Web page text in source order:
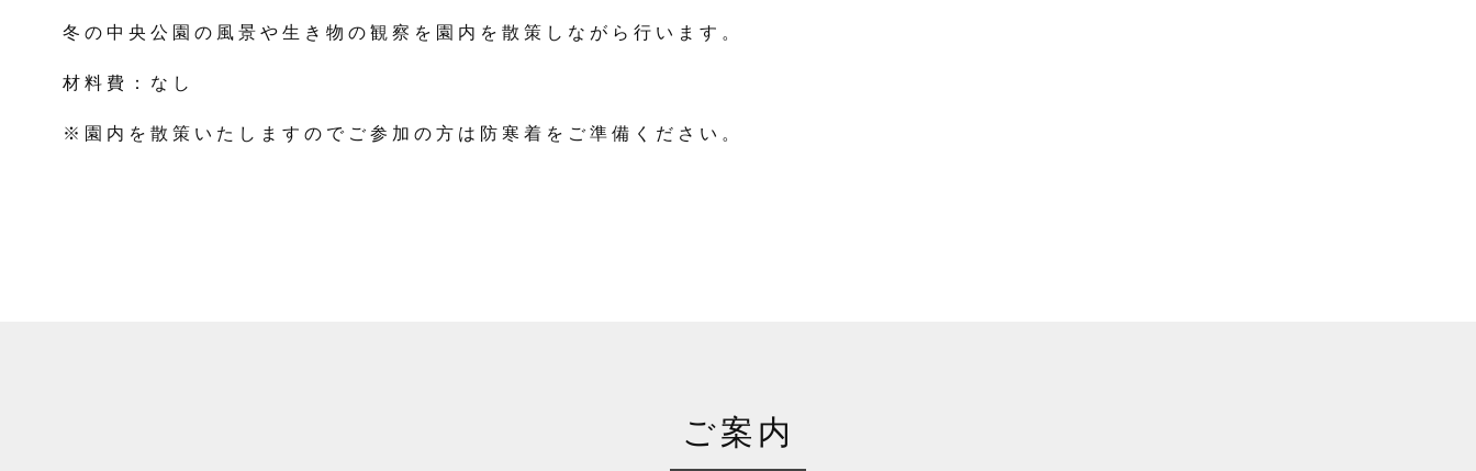
冬の中央公園の風景や生き物の観察を園内を散策しながら行います。
材料費：なし
※園内を散策いたしますのでご参加の方は防寒着をご準備ください。
ご案内